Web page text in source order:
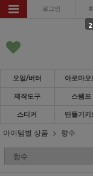
로그인
오일/버터 아로마오
제작도구 스템프
스티커 만들기키
아이템별 상품 향수